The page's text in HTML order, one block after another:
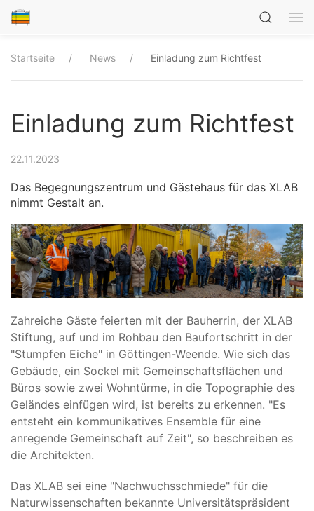
Startseite News Einladung zum Richtfest
Einladung zum Richtfest
22.11.2023
Das Begegnungszentrum und Gästehaus für das XLAB
nimmt Gestalt an.
Zahreiche Gäste feierten mit der Bauherrin, der XLAB
Stiftung, auf und im Rohbau den Baufortschritt in der
"Stumpfen Eiche" in Göttingen-Weende. Wie sich das
Gebäude, ein Sockel mit Gemeinschaftsflächen und
Büros sowie zwei Wohntürme, in die Topographie des
Geländes einfügen wird, ist bereits zu erkennen. "Es
entsteht ein kommunikatives Ensemble für eine
anregende Gemeinschaft auf Zeit", so beschreiben es
die Architekten.
Das XLAB sei eine "Nachwuchsschmiede" für die
Naturwissenschaften bekannte Universitätspräsident